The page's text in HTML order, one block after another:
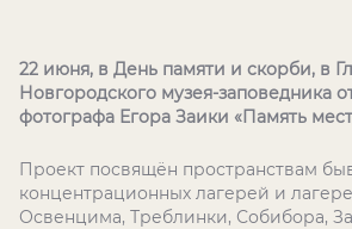
22 июня, в День памяти и скорби, в
Новгородского музея-заповедника
фотографа Егора Заики «Память
Проект посвящён пространствам
концентрационных лагерей и
Освенцима, Треблинки, Собибора,